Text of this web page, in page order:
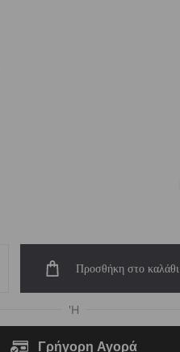
Προσθήκη στο καλάθι